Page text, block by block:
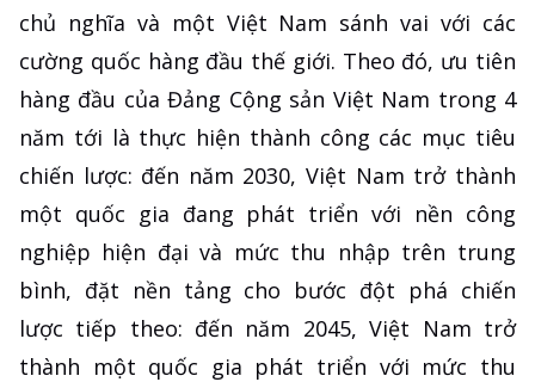
chủ nghĩa và một Việt Nam sánh vai với các
cường quốc hàng đầu thế giới. Theo đó, ưu tiên
hàng đầu của Đảng Cộng sản Việt Nam trong 4
năm tới là thực hiện thành công các mục tiêu
chiến lược: đến năm 2030, Việt Nam trở thành
một quốc gia đang phát triển với nền công
nghiệp hiện đại và mức thu nhập trên trung
bình, đặt nền tảng cho bước đột phá chiến
lược tiếp theo: đến năm 2045, Việt Nam trở
thành một quốc gia phát triển với mức thu